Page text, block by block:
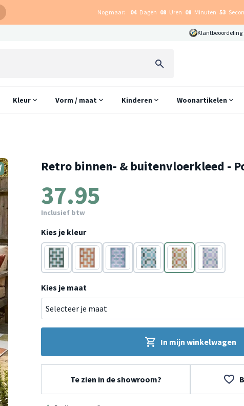
Nog maar: 04 Dagen 08 Uren 08 Minuten 52
Klantbeoordeling
Kleur Vorm / maat Kinderen Woonartikelen
Retro binnen- & buitenvloerkleed -
37.95
Inclusief btw
Kies je kleur
Groen TerracottaPaars Groen TerracottaPaars
Kies je maat
In mijn winkelwagen
Te zien in de showroom?